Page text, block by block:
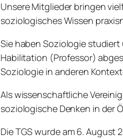
Unsere Mitglieder bringen
soziologisches Wissen
Sie haben Soziologie
Habilitation (Professor)
Soziologie in anderen
Als wissenschaftliche
soziologische Denken in der
Die TGS wurde am 6. August